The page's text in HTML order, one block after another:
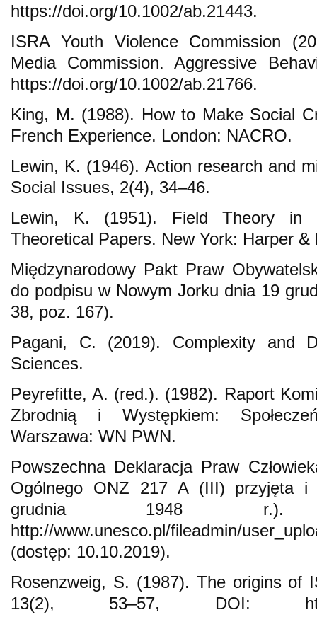
https://doi.org/10.1002/ab.21443.
ISRA Youth Violence Commission
Media Commission. Aggressive
https://doi.org/10.1002/ab.21766.
King, M. (1988). How to Make Social
French Experience. London: NACRO.
Lewin, K. (1946). Action research and
Social Issues, 2(4), 34–46.
Lewin, K. (1951). Field Theory in
Theoretical Papers. New York: Harper &
Międzynarodowy Pakt Praw
do podpisu w Nowym Jorku dnia 19
38, poz. 167).
Pagani, C. (2019). Complexity and
Sciences.
Peyrefitte, A. (red.). (1982). Raport
Zbrodnią i Występkiem:
Warszawa: WN PWN.
Powszechna Deklaracja Praw
Ogólnego ONZ 217 A (III) przyjęta i
grudnia 1948
http://www.unesco.pl/fileadmin/
(dostęp: 10.10.2019).
Rosenzweig, S. (1987). The origins of
13(2), 53–57, DOI: https://